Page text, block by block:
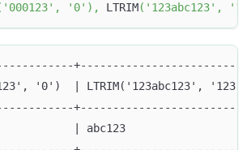
'000123' , '0' ) , LTRIM( '123abc123' ,
'0')  | LTRIM('123abc123',
| abc123